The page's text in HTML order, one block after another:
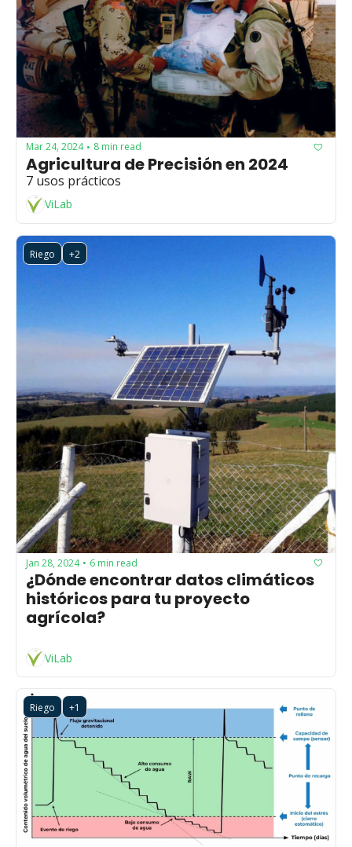
Mar 24, 2024 • 8 min read
Agricultura de Precisión en 2024
7 usos prácticos
ViLab
Riego +2
Jan 28, 2024 • 6 min read
¿Dónde encontrar datos climáticos
históricos para tu proyecto
agrícola?
ViLab
Riego +1